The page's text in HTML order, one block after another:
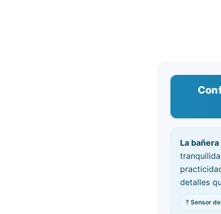
La
detalles
? Sensor